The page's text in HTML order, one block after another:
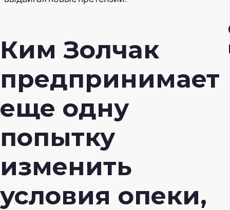
Ким Золчак
предпринимает
еще одну
попытку
изменить
условия опеки,